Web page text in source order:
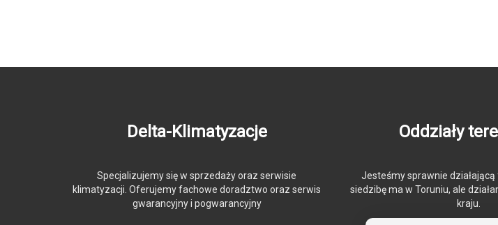
Delta-Klimatyzacje
Specjalizujemy się w sprzedaży oraz serwisie
klimatyzacji. Oferujemy fachowe doradztwo oraz serwis
gwarancyjny i pogwarancyjny
Oddziały
Jesteśmy sprawnie
siedzibę ma w Toruniu, ale
kraju.